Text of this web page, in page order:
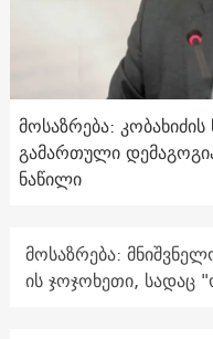
მოსაზრება:
გამართული
ნაწილი
მოსაზრება:
ის ჯოჯოხეთი, სადაც